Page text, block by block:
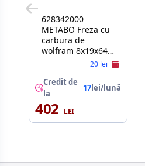
628342000
METABO Freza cu
carbura de
wolfram 8x19x64
20 lei
Credit de
la
17lei/lună
402